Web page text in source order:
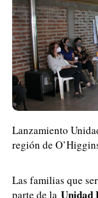
Lanzamiento
región de
Las familias que
parte de la Unidad